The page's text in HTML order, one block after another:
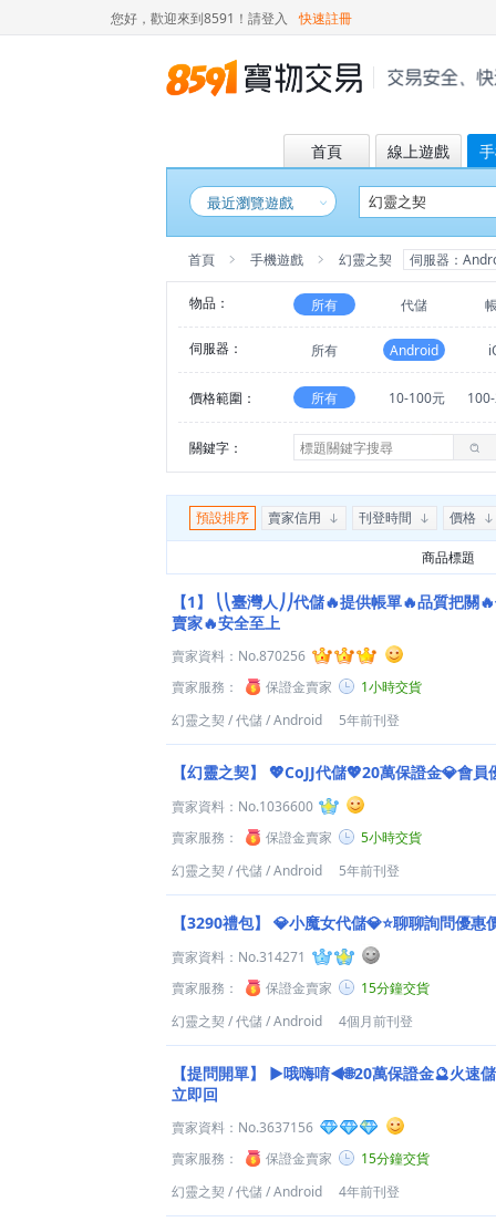
您好，歡迎來到8591！ 請登入 快速註冊
首頁 線上遊戲
最近瀏覽遊戲
首頁 手機遊戲 幻靈之契 伺服器：
物品： 所有 代儲
伺服器： 所有 Android
價格範圍： 所有 10-100元
關鍵字：
預設排序 賣家信用 刊登時間 價格
商品標題
【1】
⎝⎝臺灣人⎠⎠代儲🔥提供帳單🔥品質把關
賣家🔥安全至上
賣家資料： No.870256
賣家服務：
保證金賣家
1小時交貨
幻靈之契 /代儲/Android 5年前刊登
【幻靈之契】 💖CoJJ代儲💖20萬保證金💎會員
賣家資料： No.1036600
賣家服務：
保證金賣家
5小時交貨
幻靈之契 /代儲/Android 5年前刊登
【3290禮包】 💎小魔女代儲💎⭐聊聊詢問優惠
賣家資料： No.314271
賣家服務：
保證金賣家
15分鐘交貨
幻靈之契 /代儲/Android 4個月前刊登
【提問開單】
►哦嗨唷◄🌐20萬保證金🔮火速
立即回
賣家資料： No.3637156
賣家服務：
保證金賣家
15分鐘交貨
幻靈之契 /代儲/Android 4年前刊登